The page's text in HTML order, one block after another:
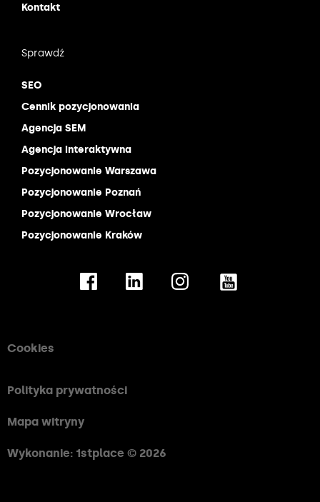
Kontakt
Sprawdź
SEO
Cennik pozycjonowania
Agencja SEM
Agencja interaktywna
Pozycjonowanie Warszawa
Pozycjonowanie Poznań
Pozycjonowanie Wrocław
Pozycjonowanie Kraków
Cookies
Polityka prywatności
Mapa witryny
Wykonanie: 1stplace © 2026